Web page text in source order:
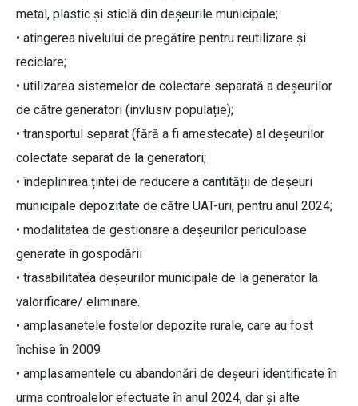
metal, plastic și sticlă din deșeurile municipale;
• atingerea nivelului de pregătire pentru reutilizare și
reciclare;
• utilizarea sistemelor de colectare separată a deșeurilor
de către generatori (invlusiv populație);
• transportul separat (fără a fi amestecate) al deșeurilor
colectate separat de la generatori;
• îndeplinirea țintei de reducere a cantității de deșeuri
municipale depozitate de către UAT-uri, pentru anul 2024;
• modalitatea de gestionare a deşeurilor periculoase
generate în gospodării
• trasabilitatea deșeurilor municipale de la generator la
valorificare/ eliminare.
• amplasanetele fostelor depozite rurale, care au fost
închise în 2009
• amplasamentele cu abandonări de deșeuri identificate în
urma controalelor efectuate în anul 2024, dar și alte